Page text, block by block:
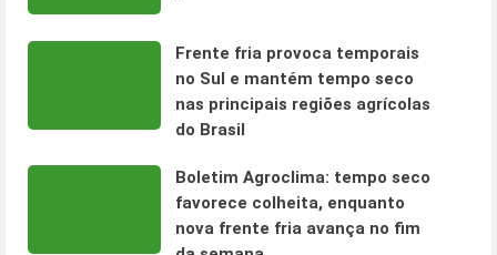
Frente fria provoca temporais
no Sul e mantém tempo seco
nas principais regiões agrícolas
do Brasil
Boletim Agroclima: tempo seco
favorece colheita, enquanto
nova frente fria avança no fim